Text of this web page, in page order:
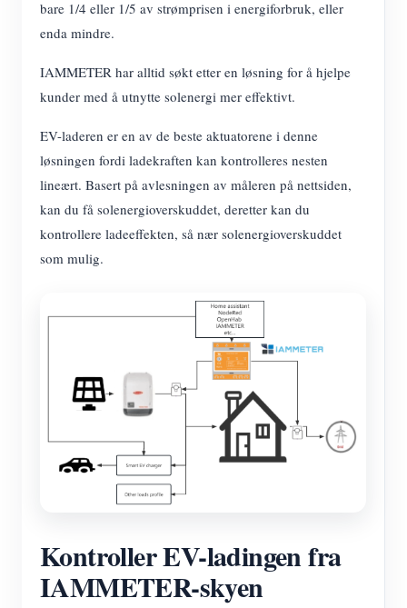
bare 1/4 eller 1/5 av strømprisen i energiforbruk, eller
enda mindre.
IAMMETER har alltid søkt etter en løsning for å hjelpe
kunder med å utnytte solenergi mer effektivt.
EV-laderen er en av de beste aktuatorene i denne
løsningen fordi ladekraften kan kontrolleres nesten
lineært. Basert på avlesningen av måleren på nettsiden,
kan du få solenergioverskuddet, deretter kan du
kontrollere ladeeffekten, så nær solenergioverskuddet
som mulig.
Kontroller EV-ladingen fra
IAMMETER-skyen